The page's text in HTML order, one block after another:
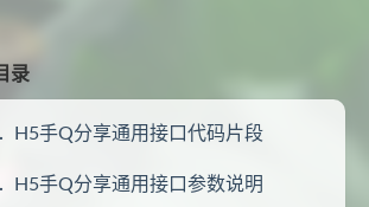
录
H5手Q分享通用接口代码片段
H5手Q分享通用接口参数说明